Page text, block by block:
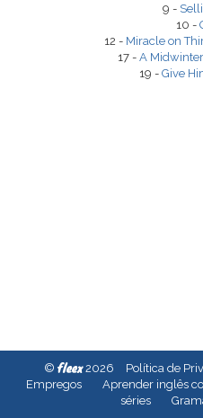
9 -
10 -
12 - Miracle on
17 - A
19 - Give
© fleex2026 Política de
Empregos
Aprender inglês
séries